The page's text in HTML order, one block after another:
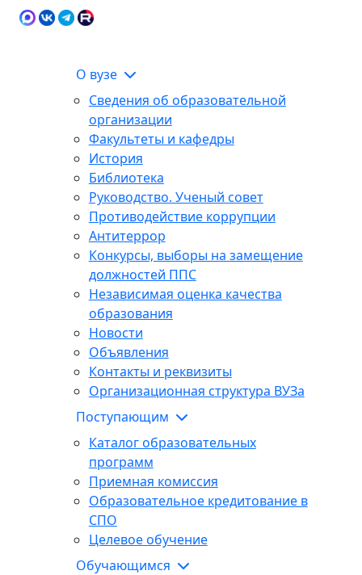
О вузе
Сведения об образовательной
организации
Факультеты и кафедры
История
Библиотека
Руководство. Ученый совет
Противодействие коррупции
Антитеррор
Конкурсы, выборы на замещение
должностей ППС
Независимая оценка качества
образования
Новости
Объявления
Контакты и реквизиты
Организационная структура ВУЗа
Поступающим
Каталог образовательных
программ
Приемная комиссия
Образовательное кредитование в
СПО
Целевое обучение
Обучающимся